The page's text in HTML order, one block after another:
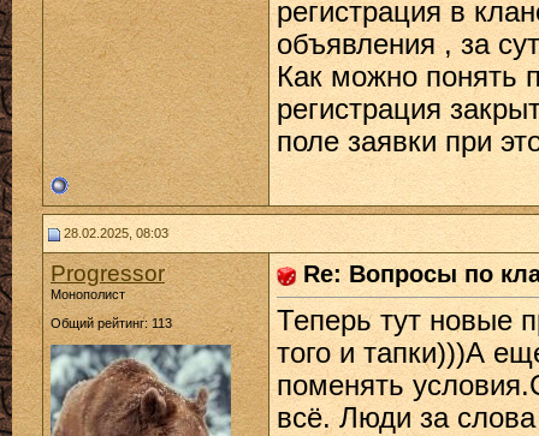
регистрация в
объявления , за
Как можно понять
регистрация
поле заявки при
28.02.2025, 08:03
Progressor
Монополист
Общий рейтинг: 113
Re: Вопросы по
Теперь тут новые
того и тапки)))А
поменять
всё. Люди за